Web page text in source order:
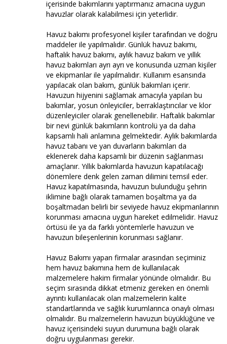
içerisinde bakımlarını yaptırmanız amacına uygun
havuzlar olarak kalabilmesi için yeterlidir.
Havuz bakımı profesyonel kişiler tarafından ve doğru
maddeler ile yapılmalıdır. Günlük havuz bakımı,
haftalık havuz bakımı, aylık havuz bakım ve yıllık
havuz bakımları ayrı ayrı ve konusunda uzman kişiler
ve ekipmanlar ile yapılmalıdır. Kullanım esansında
yapılacak olan bakım, günlük bakımları içerir.
Havuzun hijyenini sağlamak amacıyla yapılan bu
bakımlar, yosun önleyiciler, berraklaştırıcılar ve klor
düzenleyiciler olarak genellenebilir. Haftalık bakımlar
bir nevi günlük bakımların kontrolü ya da daha
kapsamlı hali anlamına gelmektedir. Aylık bakımlarda
havuz tabanı ve yan duvarların bakımları da
eklenerek daha kapsamlı bir düzenin sağlanması
amaçlanır. Yıllık bakımlarda havuzun kapatılacağı
dönemlere denk gelen zaman dilimini temsil eder.
Havuz kapatılmasında, havuzun bulunduğu şehrin
iklimine bağlı olarak tamamen boşaltma ya da
boşaltmadan belirli bir seviyede havuz ekipmanlarının
korunması amacına uygun hareket edilmelidir. Havuz
örtüsü ile ya da farklı yöntemlerle havuzun ve
havuzun bileşenlerinin korunması sağlanır.
Havuz Bakımı yapan firmalar arasından seçiminiz
hem havuz bakımına hem de kullanılacak
malzemelere hakim firmalar yönünde olmalıdır. Bu
seçim sırasında dikkat etmeniz gereken en önemli
ayrıntı kullanılacak olan malzemelerin kalite
standartlarında ve sağlık kurumlarınca onaylı olması
olmalıdır. Bu malzemelerin havuzun büyüklüğüne ve
havuz içerisindeki suyun durumuna bağlı olarak
doğru uygulanması gerekir.